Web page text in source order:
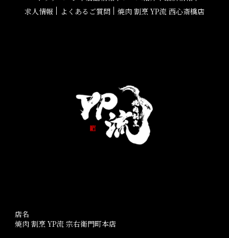
求人情報
よくあるご質問 焼肉 割烹 YP流 西心斎橋店
店名
焼肉 割烹 YP流 宗右衛門町本店